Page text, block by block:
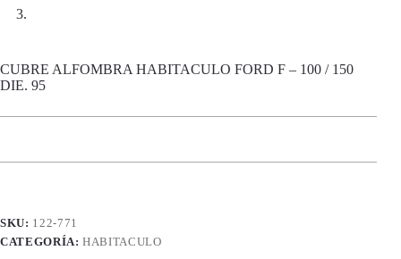
CUBRE ALFOMBRA HABITACULO FORD F – 100 / 150
DIE. 95
SKU: 122-771
CATEGORÍA:HABITACULO